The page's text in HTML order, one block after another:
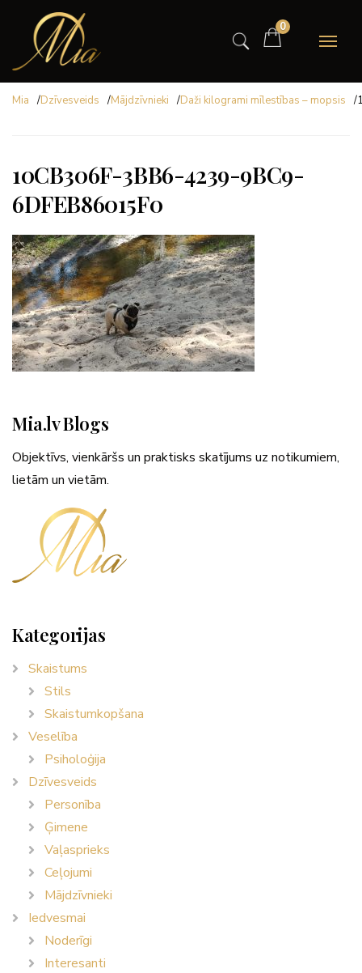
0
Mia /Dzīvesveids /Mājdzīvnieki /Daži kilogrami mīlestības – mopsis /
10CB306F-3BB6-4239-9BC9-
6DFEB86015F0
Mia.lv Blogs
Objektīvs, vienkāršs un praktisks skatījums uz notikumiem,
lietām un vietām.
Kategorijas
Skaistums
Stils
Skaistumkopšana
Veselība
Psiholoģija
Dzīvesveids
Personība
Ģimene
Vaļasprieks
Ceļojumi
Mājdzīvnieki
Iedvesmai
Noderīgi
Interesanti